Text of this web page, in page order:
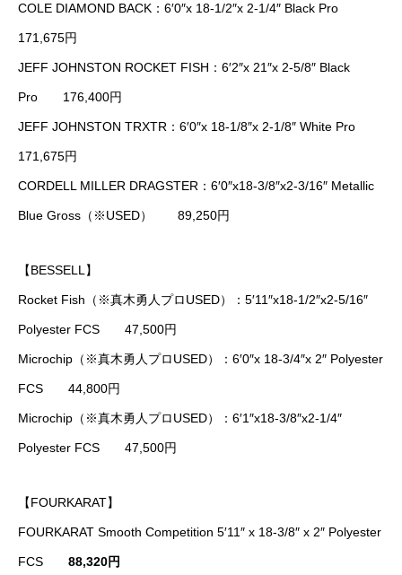
COLE DIAMOND BACK：6′0″x 18-1/2″x 2-1/4″ Black Pro
171,675円
JEFF JOHNSTON ROCKET FISH：6′2″x 21″x 2-5/8″ Black
Pro 176,400円
JEFF JOHNSTON TRXTR：6′0″x 18-1/8″x 2-1/8″ White Pro
171,675円
CORDELL MILLER DRAGSTER：6′0″x18-3/8″x2-3/16″ Metallic
Blue Gross（※USED） 89,250円
【BESSELL】
Rocket Fish（※真木勇人プロUSED）：5′11″x18-1/2″x2-5/16″
Polyester FCS 47,500円
Microchip（※真木勇人プロUSED）：6′0″x 18-3/4″x 2″ Polyester
FCS 44,800円
Microchip（※真木勇人プロUSED）：6′1″x18-3/8″x2-1/4″
Polyester FCS 47,500円
【FOURKARAT】
FOURKARAT Smooth Competition 5′11″ x 18-3/8″ x 2″ Polyester
FCS 88,320円